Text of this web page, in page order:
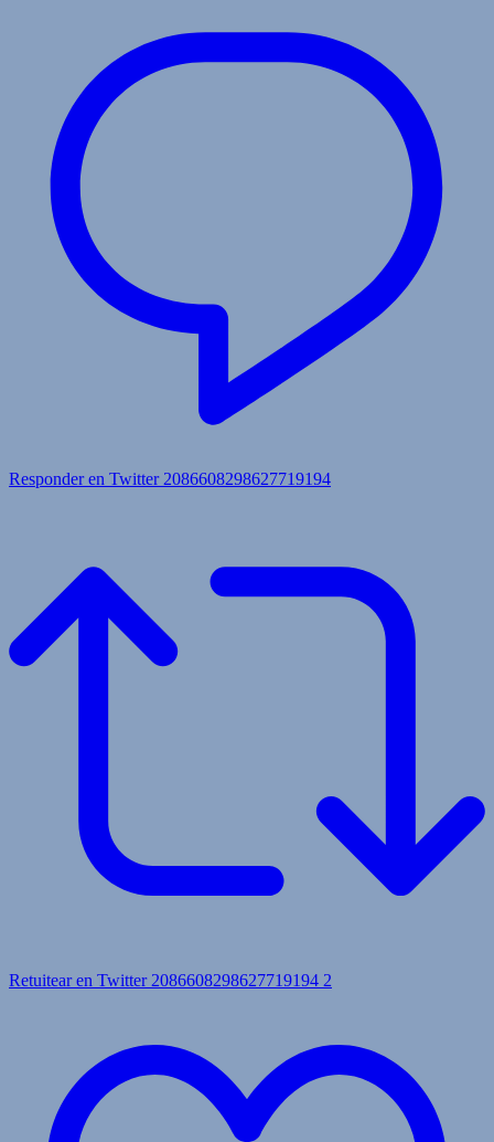
Responder en Twitter 2086608298627719194
Retuitear en Twitter 2086608298627719194 2